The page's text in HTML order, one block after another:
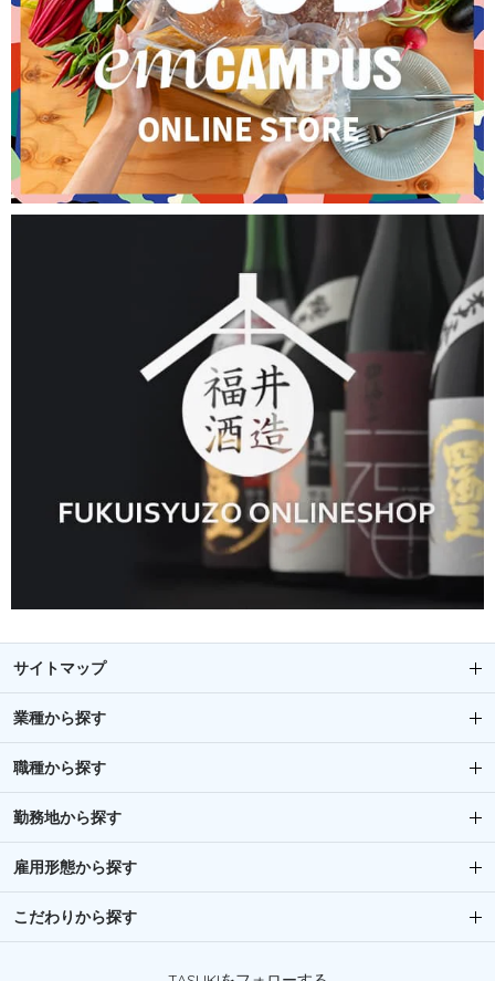
サイトマップ
業種から探す
職種から探す
勤務地から探す
雇用形態から探す
こだわりから探す